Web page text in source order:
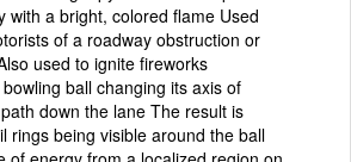
with a bright, colored flame Used
of a roadway obstruction or
used to ignite fireworks
ball changing its axis of
down the lane The result is
rings being visible around the ball